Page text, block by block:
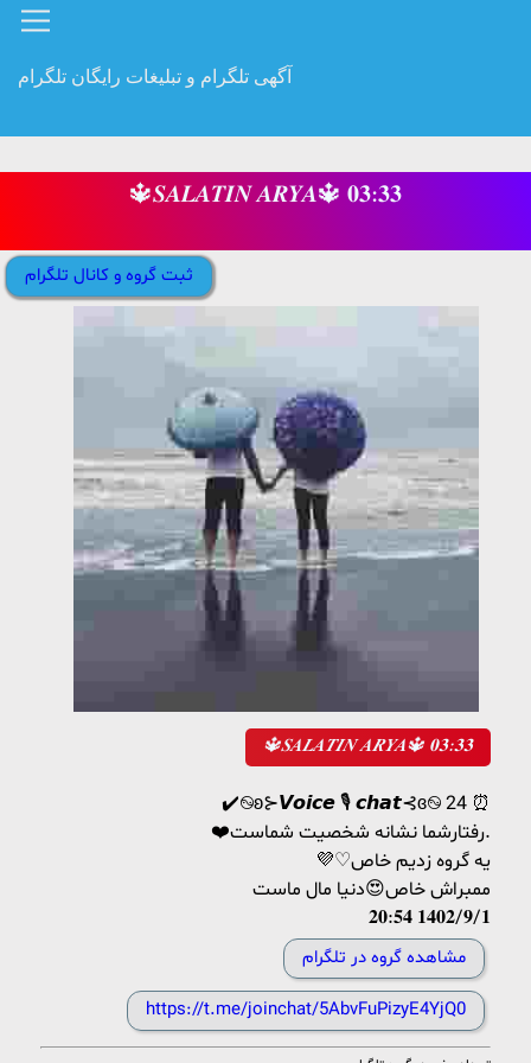
آگهی تلگرام و تبلیغات رایگان تلگرام
🔱𝑺𝑨𝑳𝑨𝑻𝑰𝑵 𝑨𝑹𝒀𝑨🔱 𝟎𝟑:𝟑𝟑
ثبت گروه و کانال تلگرام
🔱𝑺𝑨𝑳𝑨𝑻𝑰𝑵 𝑨𝑹𝒀𝑨🔱 𝟎𝟑:𝟑𝟑
✔️࿊ʚ⊱𝙑𝙤𝙞𝙘𝙚 🎙 𝙘𝙝𝙖𝙩⊰ɞ࿊ 24 ⏰
❤️رفتارشما نشانه شخصیت شماست.
💜♡یه گروه زدیم خاص
ممبراش خاص😍دنیا مال ماست
𝟐𝟎:𝟓𝟒 𝟏𝟒𝟎𝟐/𝟗/𝟏
مشاهده گروه در تلگرام
https://t.me/joinchat/5AbvFuPizyE4YjQ0